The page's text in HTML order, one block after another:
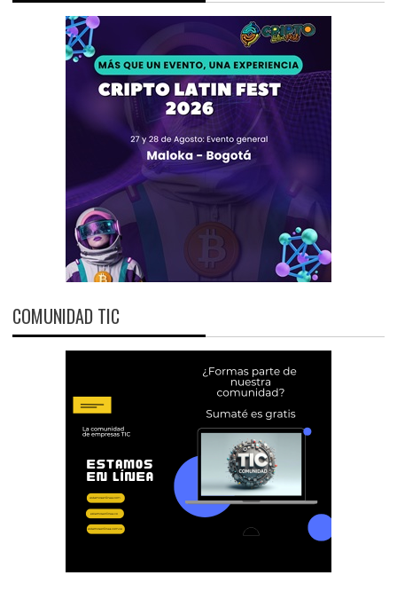
COMUNIDAD TIC